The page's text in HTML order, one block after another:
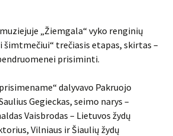
„Žiemgala“ vyko renginių
šimtmečiui“ trečiasis etapas, skirtas –
prisiminti.
dalyvavo Pakruojo
Gegieckas, seimo narys –
Vaisbrodas – Lietuvos žydų
Vilniaus ir Šiaulių žydų